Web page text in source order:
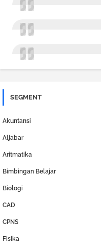
SEGMENT
Akuntansi
Aljabar
Aritmatika
Bimbingan Belajar
Biologi
CAD
CPNS
Fisika